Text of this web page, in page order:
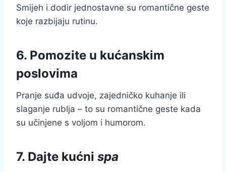
Smijeh i dodir jednostavne su romantične geste
koje razbijaju rutinu.
6. Pomozite u kućanskim
poslovima
Pranje suđa udvoje, zajedničko kuhanje ili
slaganje rublja – to su romantične geste kada
su učinjene s voljom i humorom.
7. Dajte kućni spa